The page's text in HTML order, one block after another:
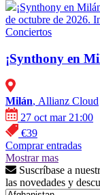
¡Synthony en
de octubre de 2026.
Conciertos
¡Synthony en
Milán, Allianz Cloud
27 oct mar 21:00
€39
Comprar entradas
Mostrar mas
Suscríbase a
las novedades y